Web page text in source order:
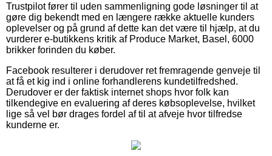
Trustpilot fører til uden sammenligning gode løsninger til at
gøre dig bekendt med en længere række aktuelle kunders
oplevelser og på grund af dette kan det være til hjælp, at du
vurderer e-butikkens kritik af Produce Market, Basel, 6000
brikker forinden du køber.
Facebook resulterer i derudover ret fremragende genveje til
at få et kig ind i online forhandlerens kundetilfredshed.
Derudover er der faktisk internet shops hvor folk kan
tilkendegive en evaluering af deres købsoplevelse, hvilket
lige så vel bør drages fordel af til at afveje hvor tilfredse
kunderne er.